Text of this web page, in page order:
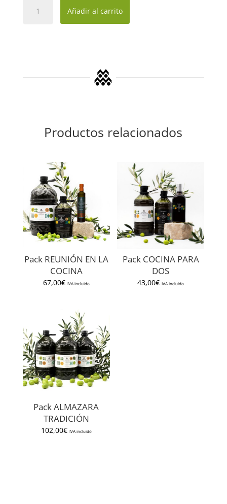
MARIDAJE
Añadir al carrito
Productos relacionados
Pack REUNIÓN EN LA
COCINA
67,00€ IVA incluido
Pack COCINA PARA
DOS
43,00€ IVA incluido
Pack ALMAZARA
TRADICIÓN
102,00€ IVA incluido